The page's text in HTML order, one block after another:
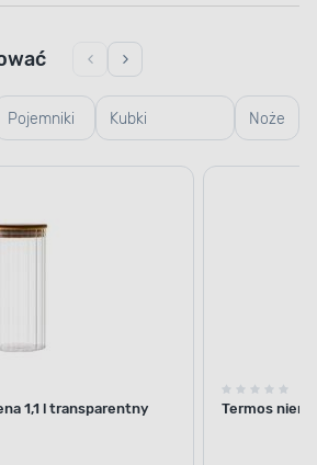
Pojemniki
szklane
Kubki
termiczne i
Noże
1,1 l transparentny Termos